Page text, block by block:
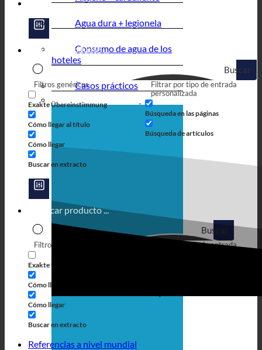
Buscar
en
Filtros genéricos
Exakte Übereinstimmung
Cómo llegar al título
Cómo llegar
Buscar en extracto
Filtrar por tipo de entrada
personalizada
Búsqueda en las páginas
Búsqueda de artículos
Buscar
Filtros genéricos
Exakte Übereinstimmung
Cómo llegar al título
Cómo llegar
Buscar en extracto
Filtrar por tipo de entrada
Referencias a nivel mundial
Agua dura + legionela
Consumo de agua de los
hoteles
Casos prácticos